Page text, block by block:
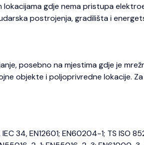
gdje nema pristupa
postrojenja, gradilišta i
posebno na mjestima gdje je
objekte i poljoprivredne lokacije.
EN12601; EN60204-1; TS ISO